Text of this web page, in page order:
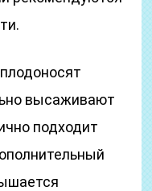
высаживают
подходит